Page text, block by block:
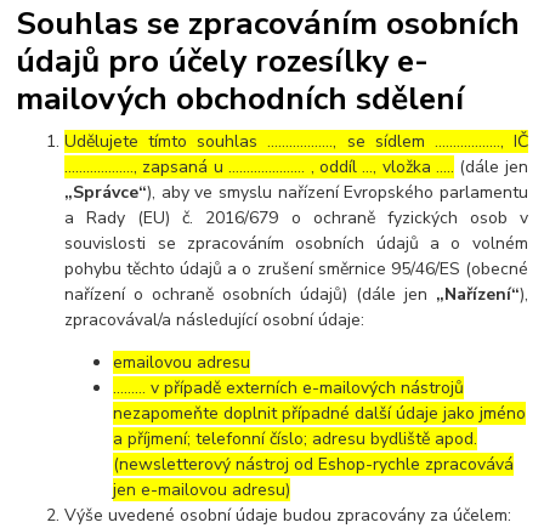
Souhlas se zpracováním osobních
údajů pro účely rozesílky e-
mailových obchodních sdělení
Udělujete tímto souhlas ……………..., se sídlem ………………, IČ
………………., zapsaná u ………………… , oddíl …, vložka ….. (dále jen
„Správce“), aby ve smyslu nařízení Evropského parlamentu
a Rady (EU) č. 2016/679 o ochraně fyzických osob v
souvislosti se zpracováním osobních údajů a o volném
pohybu těchto údajů a o zrušení směrnice 95/46/ES (obecné
nařízení o ochraně osobních údajů) (dále jen „Nařízení“),
zpracovával/a následující osobní údaje:
emailovou adresu
……… v případě externích e-mailových nástrojů
nezapomeňte doplnit případné další údaje jako jméno
a příjmení; telefonní číslo; adresu bydliště apod.
(newsletterový nástroj od Eshop-rychle zpracovává
jen e-mailovou adresu)
Výše uvedené osobní údaje budou zpracovány za účelem: